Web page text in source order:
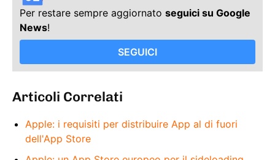
Per restare sempre aggiornato seguici su Google
News!
SEGUICI
Articoli Correlati
Apple: i requisiti per distribuire App al di fuori
dell'App Store